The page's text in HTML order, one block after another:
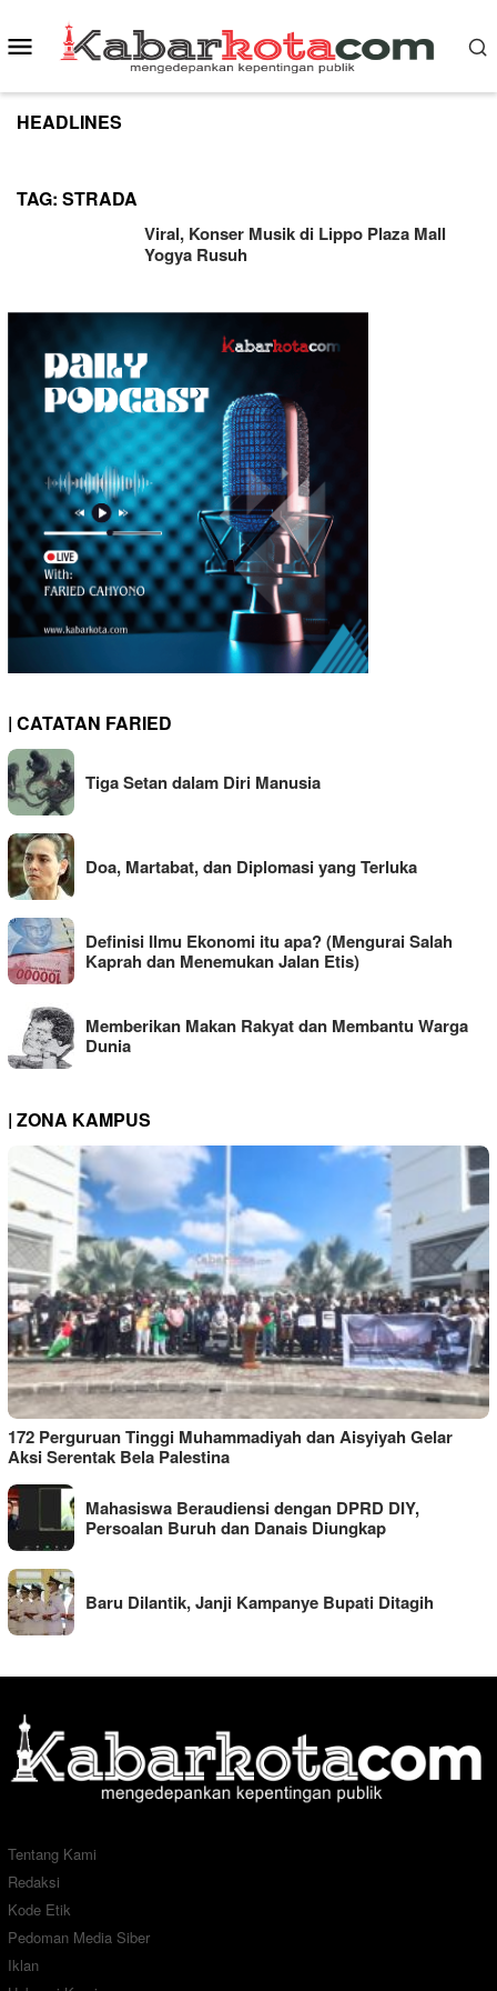
to
content
Mobile
Menu
HEADLINES
TAG: STRADA
Viral, Konser Musik di Lippo Plaza Mall
Yogya Rusuh
| CATATAN FARIED
Tiga Setan dalam Diri Manusia
Doa, Martabat, dan Diplomasi yang Terluka
Definisi Ilmu Ekonomi itu apa? (Mengurai Salah
Kaprah dan Menemukan Jalan Etis)
Memberikan Makan Rakyat dan Membantu Warga
Dunia
| ZONA KAMPUS
172 Perguruan Tinggi Muhammadiyah dan Aisyiyah Gelar
Aksi Serentak Bela Palestina
Mahasiswa Beraudiensi dengan DPRD DIY,
Persoalan Buruh dan Danais Diungkap
Baru Dilantik, Janji Kampanye Bupati Ditagih
Tentang Kami
Redaksi
Kode Etik
Pedoman Media Siber
Iklan